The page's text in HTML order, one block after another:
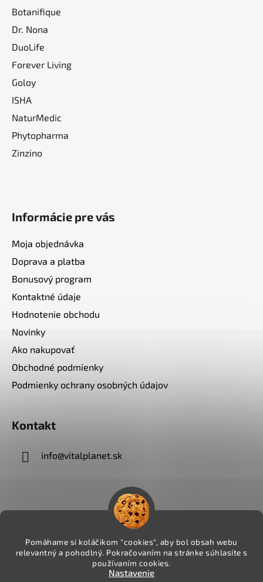
Pomáhame si koláčikom "cookies", aby bol obsah webu
relevantný a pohodlný. Pokračovaním na stránke súhlasíte s
používaním cookies.
Nastavenie
Botanifique
Dr. Nona
DuoLife
Forever Living
Goloy
ISHA
NaturMedic
Phytopharma
Zinzino
Informácie pre vás
Moja objednávka
Doprava a platba
Bonusový program
Kontaktné údaje
Hodnotenie obchodu
Novinky
Ako nakupovať
Obchodné podmienky
Podmienky ochrany osobných údajov
Kontakt
info@vitalplanet.sk